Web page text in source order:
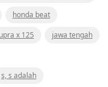
honda beat
x 125
jawa tengah
s, s adalah